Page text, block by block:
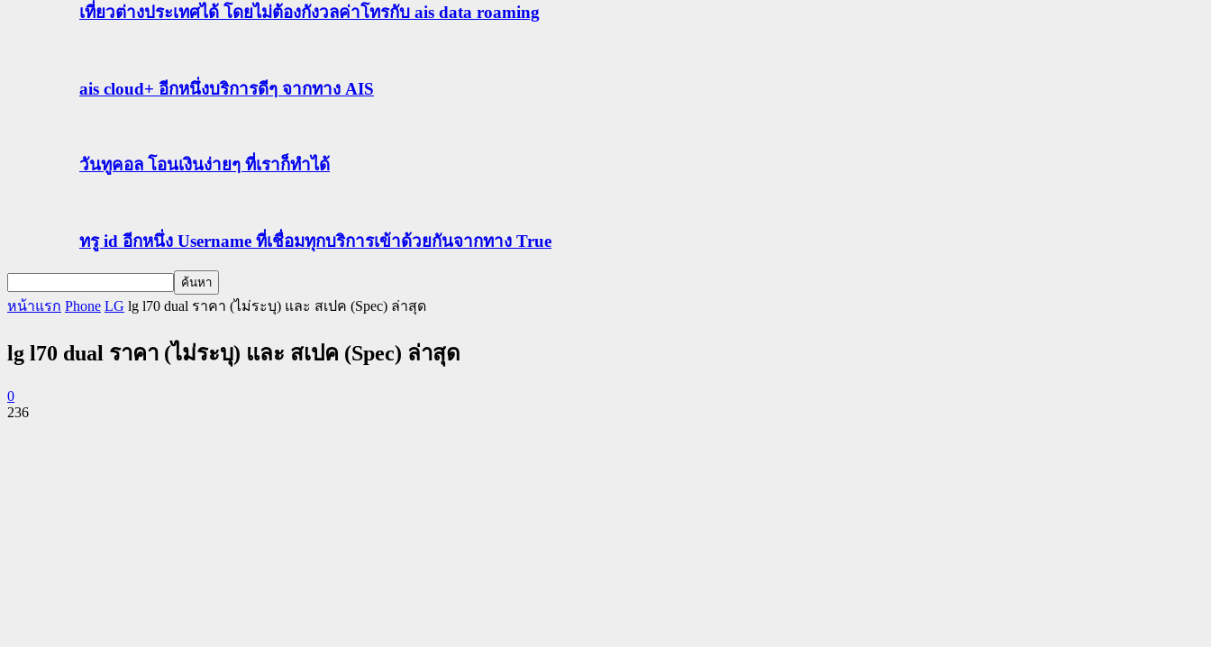
เที่ยวต่างประเทศได้ โดยไม่ต้องกังวลค่าโทรกับ ais data roaming
ais cloud+ อีกหนึ่งบริการดีๆ จากทาง AIS
วันทูคอล โอนเงินง่ายๆ ที่เราก็ทำได้
ทรู id อีกหนึ่ง Username ที่เชื่อมทุกบริการเข้าด้วยกันจากทาง True
หน้าแรก Phone LG lg l70 dual ราคา (ไม่ระบุ) และ สเปค (Spec) ล่าสุด
lg l70 dual ราคา (ไม่ระบุ) และ สเปค (Spec) ล่าสุด
0
236